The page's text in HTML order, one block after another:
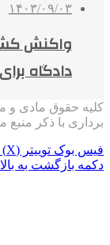
۱۴۰۳/۰۹/۰۳
واکنش
دادگاه
کلیه حقوق مادی و
برداری با ذکر
فیس بوک توییتر (X)
دکمه بازگشت به بالا